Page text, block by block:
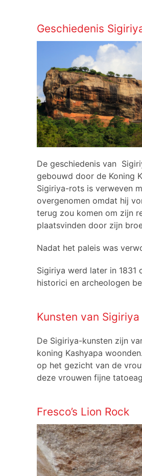
Geschiedenis
De geschiedenis van
gebouwd door de Koning
Sigiriya-rots is verweven
overgenomen omdat hij
terug zou komen om zijn
plaatsvinden door zijn
Nadat het paleis was
Sigiriya werd later in 1831
historici en archeologen
Kunsten van Sigiriya
De Sigiriya-kunsten zijn
koning Kashyapa
op het gezicht van de
deze vrouwen fijne
Fresco’s Lion Rock